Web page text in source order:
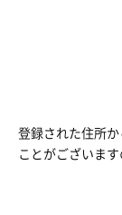
登録された住所
ことがございま